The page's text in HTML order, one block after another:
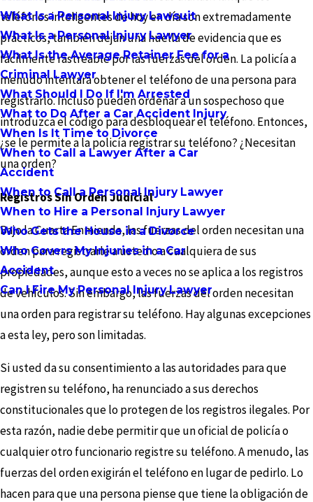
What Is a Personal Injury Lawsuit
What Is a Personal Injury Lawyer
What Is the Average Retainer Fee for a
Criminal Lawyer
What Should I Do If I'm Arrested
What to Do After a Car Accident Injury
When Is It Time to Divorce
When to Call a Lawyer After a Car
Accident
When to Call a Personal Injury Lawyer
When to Hire a Personal Injury Lawyer
Who Gets the House in a Divorce
Who Covers My Injuries in a Car
Accident
Can I Fire My Personal Injury Lawyer
teléfonos inteligentes de hoy en día son extremadamente
prácticos, también dejan una huella de evidencia que es
fácilmente rastreable por las fuerzas del orden. La policía a
menudo intentará obtener el teléfono de una persona para
registrarlo. Incluso pueden ordenar a un sospechoso que
introduzca el código para desbloquear el teléfono. Entonces,
¿se le permite a la policía registrar su teléfono? ¿Necesitan
una orden?
Registros Sin Orden Judicial
Bajo la Cuarta Enmienda, las fuerzas del orden necesitan una
orden para registrarle a usted o a cualquiera de sus
propiedades, aunque esto a veces no se aplica a los registros
de vehículos. Sin embargo, las fuerzas del orden necesitan
una orden para registrar su teléfono. Hay algunas excepciones
a esta ley, pero son limitadas.
Si usted da su consentimiento a las autoridades para que
registren su teléfono, ha renunciado a sus derechos
constitucionales que lo protegen de los registros ilegales. Por
esta razón, nadie debe permitir que un oficial de policía o
cualquier otro funcionario registre su teléfono. A menudo, las
fuerzas del orden exigirán el teléfono en lugar de pedirlo. Lo
hacen para que una persona piense que tiene la obligación de